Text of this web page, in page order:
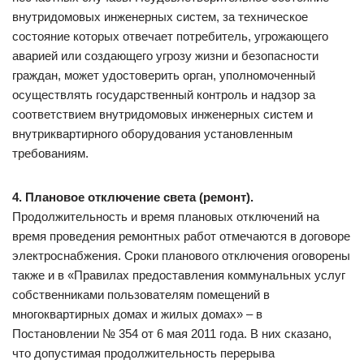
внутридомовых инженерных систем, за техническое
состояние которых отвечает потребитель, угрожающего
аварией или создающего угрозу жизни и безопасности
граждан, может удостоверить орган, уполномоченный
осуществлять государственный контроль и надзор за
соответствием внутридомовых инженерных систем и
внутриквартирного оборудования установленным
требованиям.
4. Плановое отключение света (ремонт).
Продолжительность и время плановых отключений на
время проведения ремонтных работ отмечаются в договоре
электроснабжения. Сроки планового отключения оговорены
также и в «Правилах предоставления коммунальных услуг
собственниками пользователям помещений в
многоквартирных домах и жилых домах» – в
Постановлении № 354 от 6 мая 2011 года. В них сказано,
что допустимая продолжительность перерыва